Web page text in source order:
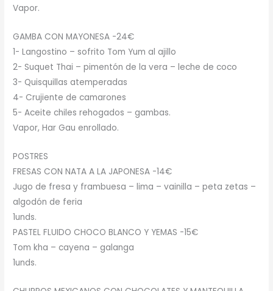
Vapor.
GAMBA CON MAYONESA -24€
1- Langostino – sofrito Tom Yum al ajillo
2- Suquet Thai – pimentón de la vera – leche de coco
3- Quisquillas atemperadas
4- Crujiente de camarones
5- Aceite chiles rehogados – gambas.
Vapor, Har Gau enrollado.
POSTRES
FRESAS CON NATA A LA JAPONESA -14€
Jugo de fresa y frambuesa – lima – vainilla – peta zetas –
algodón de feria
1unds.
PASTEL FLUIDO CHOCO BLANCO Y YEMAS -15€
Tom kha – cayena – galanga
1unds.